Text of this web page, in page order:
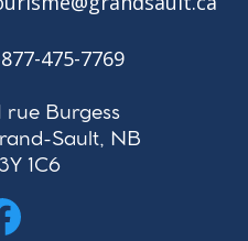
475-7769
rue Burgess
Sault, NB
1C6